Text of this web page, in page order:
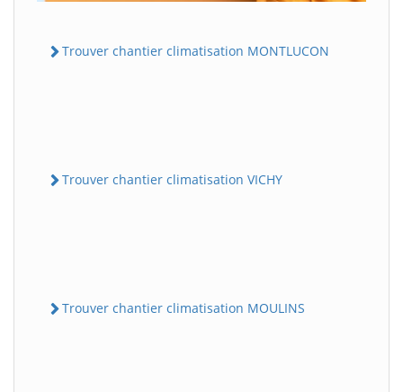
Trouver chantier climatisation MONTLUCON
Trouver chantier climatisation VICHY
Trouver chantier climatisation MOULINS